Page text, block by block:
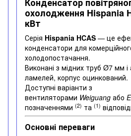
охолодження Hispania
кВт
Серія Hispania HCAS — це
конденсатори для
холодопостачання.
Виконані з мідних труб Ø7 мм і
ламелей, корпус оцинкований.
Доступні варіанти з
вентиляторами Weiguang або
позначеннями (2) та (1)
Основні переваги